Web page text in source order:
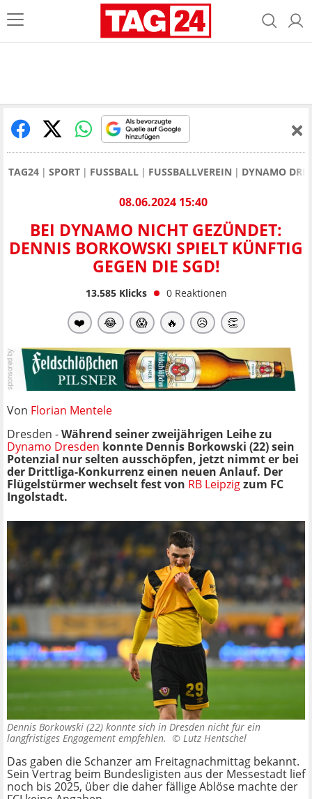
TAG24 SPORT FUSSBALL FUSSBALLVEREIN DYNAMO
08.06.2024 15:40
BEI DYNAMO NICHT GEZÜNDET:
DENNIS BORKOWSKI SPIELT KÜNFTIG
GEGEN DIE SGD!
13.585Klicks 0 Reaktionen
❤️ 😂 😱 🔥 😥 👏
Von Florian Mentele
Dresden -Während seiner zweijährigen Leihe zu
Dynamo Dresden konnte Dennis Borkowski (22) sein
Potenzial nur selten ausschöpfen, jetzt nimmt er bei
der Drittliga-Konkurrenz einen neuen Anlauf. Der
Flügelstürmer wechselt fest von RB Leipzigzum FC
Ingolstadt.
Dennis Borkowski (22) konnte sich in Dresden nicht für ein
langfristiges Engagement empfehlen. © Lutz Hentschel
Das gaben die Schanzer am Freitagnachmittag bekannt.
Sein Vertrag beim Bundesligisten aus der Messestadt lief
noch bis 2025, über die daher fällige Ablöse machte der